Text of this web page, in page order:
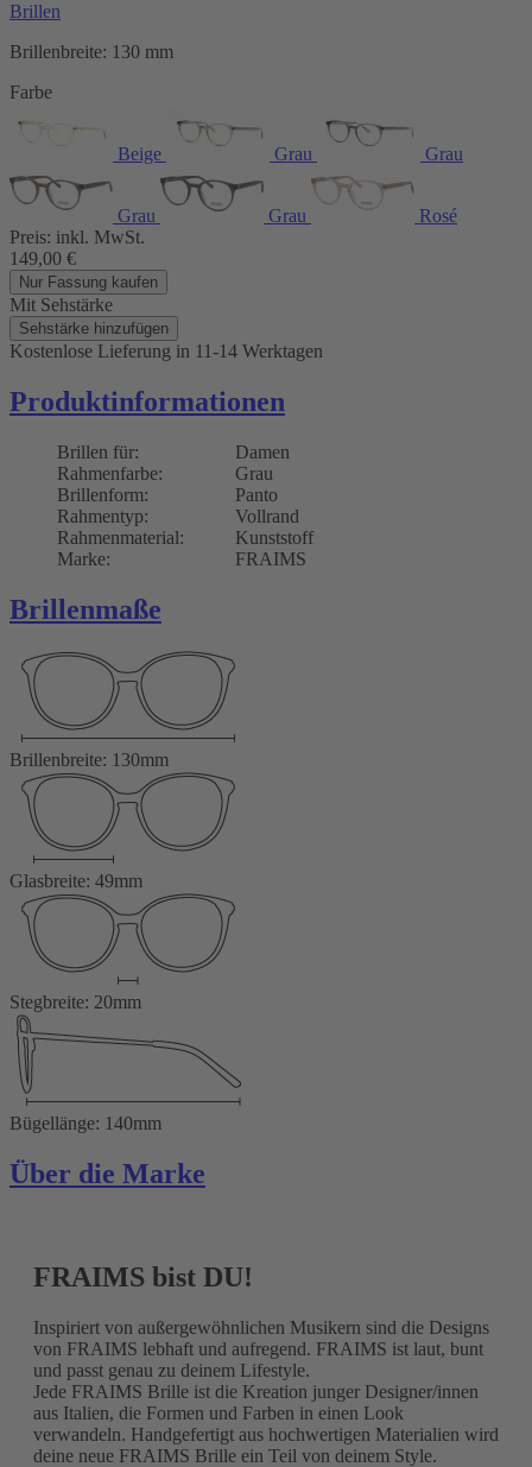
Brillen
Brillenbreite: 130 mm
Farbe
Beige Grau Grau
Grau Grau
Rosé
Preis: inkl. MwSt.
149,00 €
Nur Fassung kaufen
Mit Sehstärke
Sehstärke hinzufügen
Kostenlose Lieferung in 11-14 Werktagen
Produktinformationen
Brillen für:
Damen
Rahmenfarbe:
Grau
Brillenform:
Panto
Rahmentyp:
Vollrand
Rahmenmaterial:
Kunststoff
Marke:
FRAIMS
Brillenmaße
Brillenbreite: 130mm
Glasbreite: 49mm
Stegbreite: 20mm
Bügellänge: 140mm
Über die Marke
FRAIMS bist DU!
Inspiriert von außergewöhnlichen Musikern sind die Designs
von FRAIMS lebhaft und aufregend. FRAIMS ist laut, bunt
und passt genau zu deinem Lifestyle.
Jede FRAIMS Brille ist die Kreation junger Designer/innen
aus Italien, die Formen und Farben in einen Look
verwandeln. Handgefertigt aus hochwertigen Materialien wird
deine neue FRAIMS Brille ein Teil von deinem Style.